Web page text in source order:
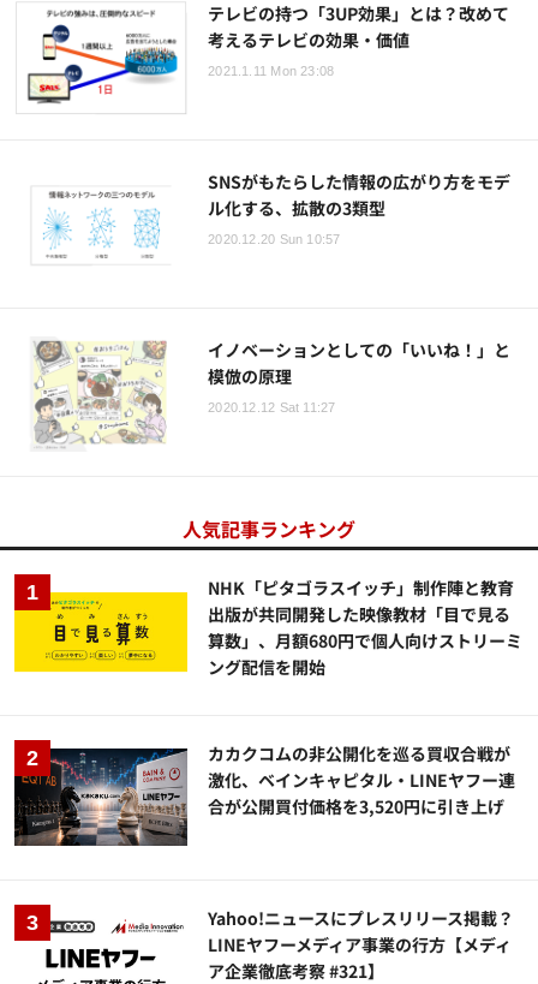
テレビの持つ「3UP効果」とは？改めて
考えるテレビの効果・価値
2021.1.11 Mon 23:08
SNSがもたらした情報の広がり方をモデ
ル化する、拡散の3類型
2020.12.20 Sun 10:57
イノベーションとしての「いいね！」と
模倣の原理
2020.12.12 Sat 11:27
人気記事ランキング
NHK「ピタゴラスイッチ」制作陣と教育
出版が共同開発した映像教材「目で見る
算数」、月額680円で個人向けストリーミ
ング配信を開始
カカクコムの非公開化を巡る買収合戦が
激化、ベインキャピタル・LINEヤフー連
合が公開買付価格を3,520円に引き上げ
Yahoo!ニュースにプレスリリース掲載？
LINEヤフーメディア事業の行方【メディ
ア企業徹底考察 #321】